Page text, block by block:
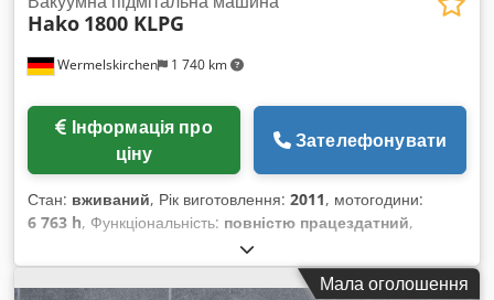
Wermelskirchen 1 740 km
Hako 1800 KLPG
ціну
Зателефонувати
Стан: вживаний, Рік виготовлення: 2011, мотогодини:
6 763 h, Функціональність: повністю працездатний,
Машина для підмітання та всмоктування Dodpeukrcpjfx Ah
Hjck Технічний стан: добрий Трансмісія: гідростатична;
Передні шини: 2 x супереластичні; Задня шина: 1 x цілісна
Мала оголошення